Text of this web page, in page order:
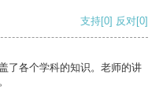
支持[0] 反对[0]
了各个学科的知识。老师的讲